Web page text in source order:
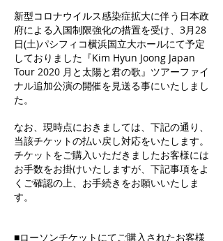
新型コロナウイルス感染症拡大に伴う日本政
府による入国制限強化の措置を受け、3月28
日(土)パシフィコ横浜国立大ホールにて予定
しておりました『Kim Hyun Joong Japan
Tour 2020 月と太陽と君の歌』ツアーファイ
ナル追加公演の開催を見送る事にいたしまし
た。
なお、現時点におきましては、下記の通り、
当該チケットの払い戻し対応をいたします。
チケットをご購入いただきましたお客様には
お手数をお掛けいたしますが、下記事項をよ
くご確認の上、お手続きをお願いいたしま
す。
■ローソンチケットにてご購入されたお客様